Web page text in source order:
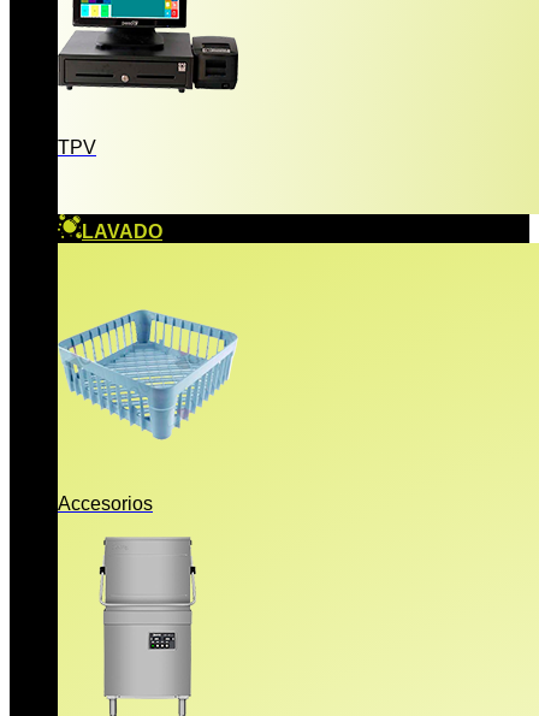
TPV
LAVADO
Accesorios